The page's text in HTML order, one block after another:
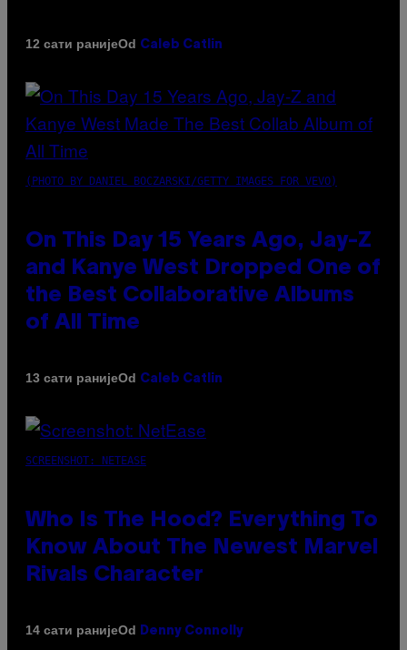
12 сати ранијеOd Caleb Catlin
(PHOTO BY DANIEL BOCZARSKI/GETTY IMAGES FOR VEVO)
On This Day 15 Years Ago, Jay-Z
and Kanye West Dropped One of
the Best Collaborative Albums
of All Time
13 сати ранијеOd Caleb Catlin
SCREENSHOT: NETEASE
Who Is The Hood? Everything To
Know About The Newest Marvel
Rivals Character
14 сати ранијеOd Denny Connolly